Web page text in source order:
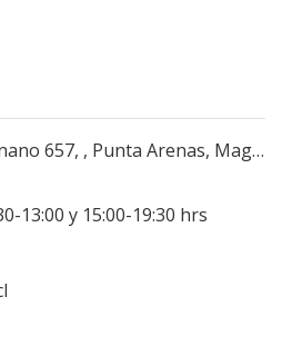
, Punta Arenas, Magallanes, Chile
13:00 y 15:00-19:30 hrs